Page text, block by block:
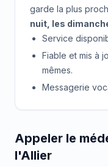
garde la plus
nuit, les
Service
Fiable et mis à
mêmes.
Messagerie
Appeler le
l'Allier